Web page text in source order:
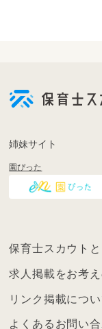
姉妹サイト
園ぴった
保育士スカウト
求人掲載をお考
リンク掲載につい
よくあるお問い